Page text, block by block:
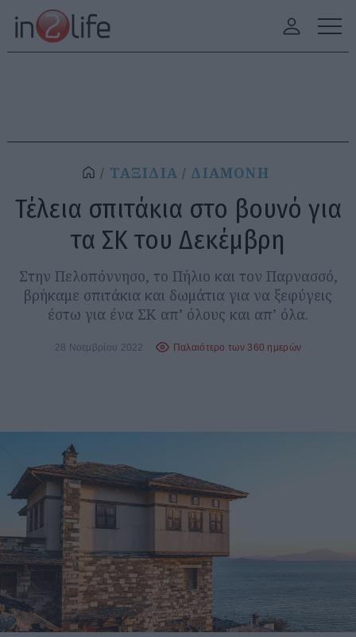
ΤΑΞΙΔΙΑ ΔΙΑΜΟΝΗ
Τέλεια σπιτάκια στο βουνό για
τα ΣΚ του Δεκέμβρη
Στην Πελοπόννησο, το Πήλιο και τον Παρνασσό,
βρήκαμε σπιτάκια και δωμάτια για να ξεφύγεις
έστω για ένα ΣΚ απ’ όλους και απ’ όλα.
28 Νοεμβρίου 2022 Παλαιότερο των 360 ημερών